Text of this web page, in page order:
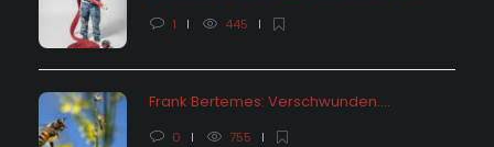
1 445
Frank Bertemes: Verschwunden….
0 755